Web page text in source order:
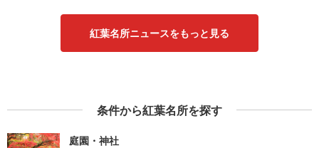
紅葉名所ニュースをもっと見る
条件から紅葉名所を探す
庭園・神社